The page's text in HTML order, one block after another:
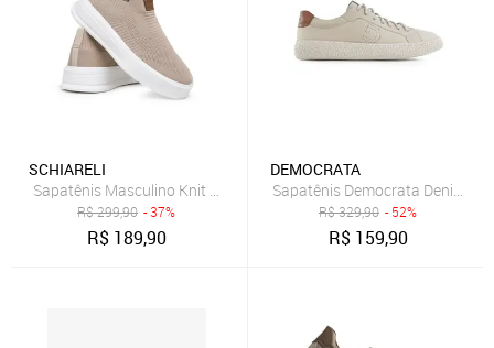
SCHIARELI
Sapatênis Masculino Knit Meia Brown Confortável Estiloso Casual
R$299,90 - 37%
R$ 189,90
DEMOCRATA
Sapatênis Democrata Denim
R$329,90 - 52%
R$ 159,90